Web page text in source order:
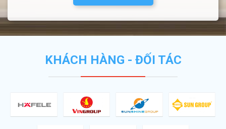
KHÁCH HÀNG - ĐỐI TÁC